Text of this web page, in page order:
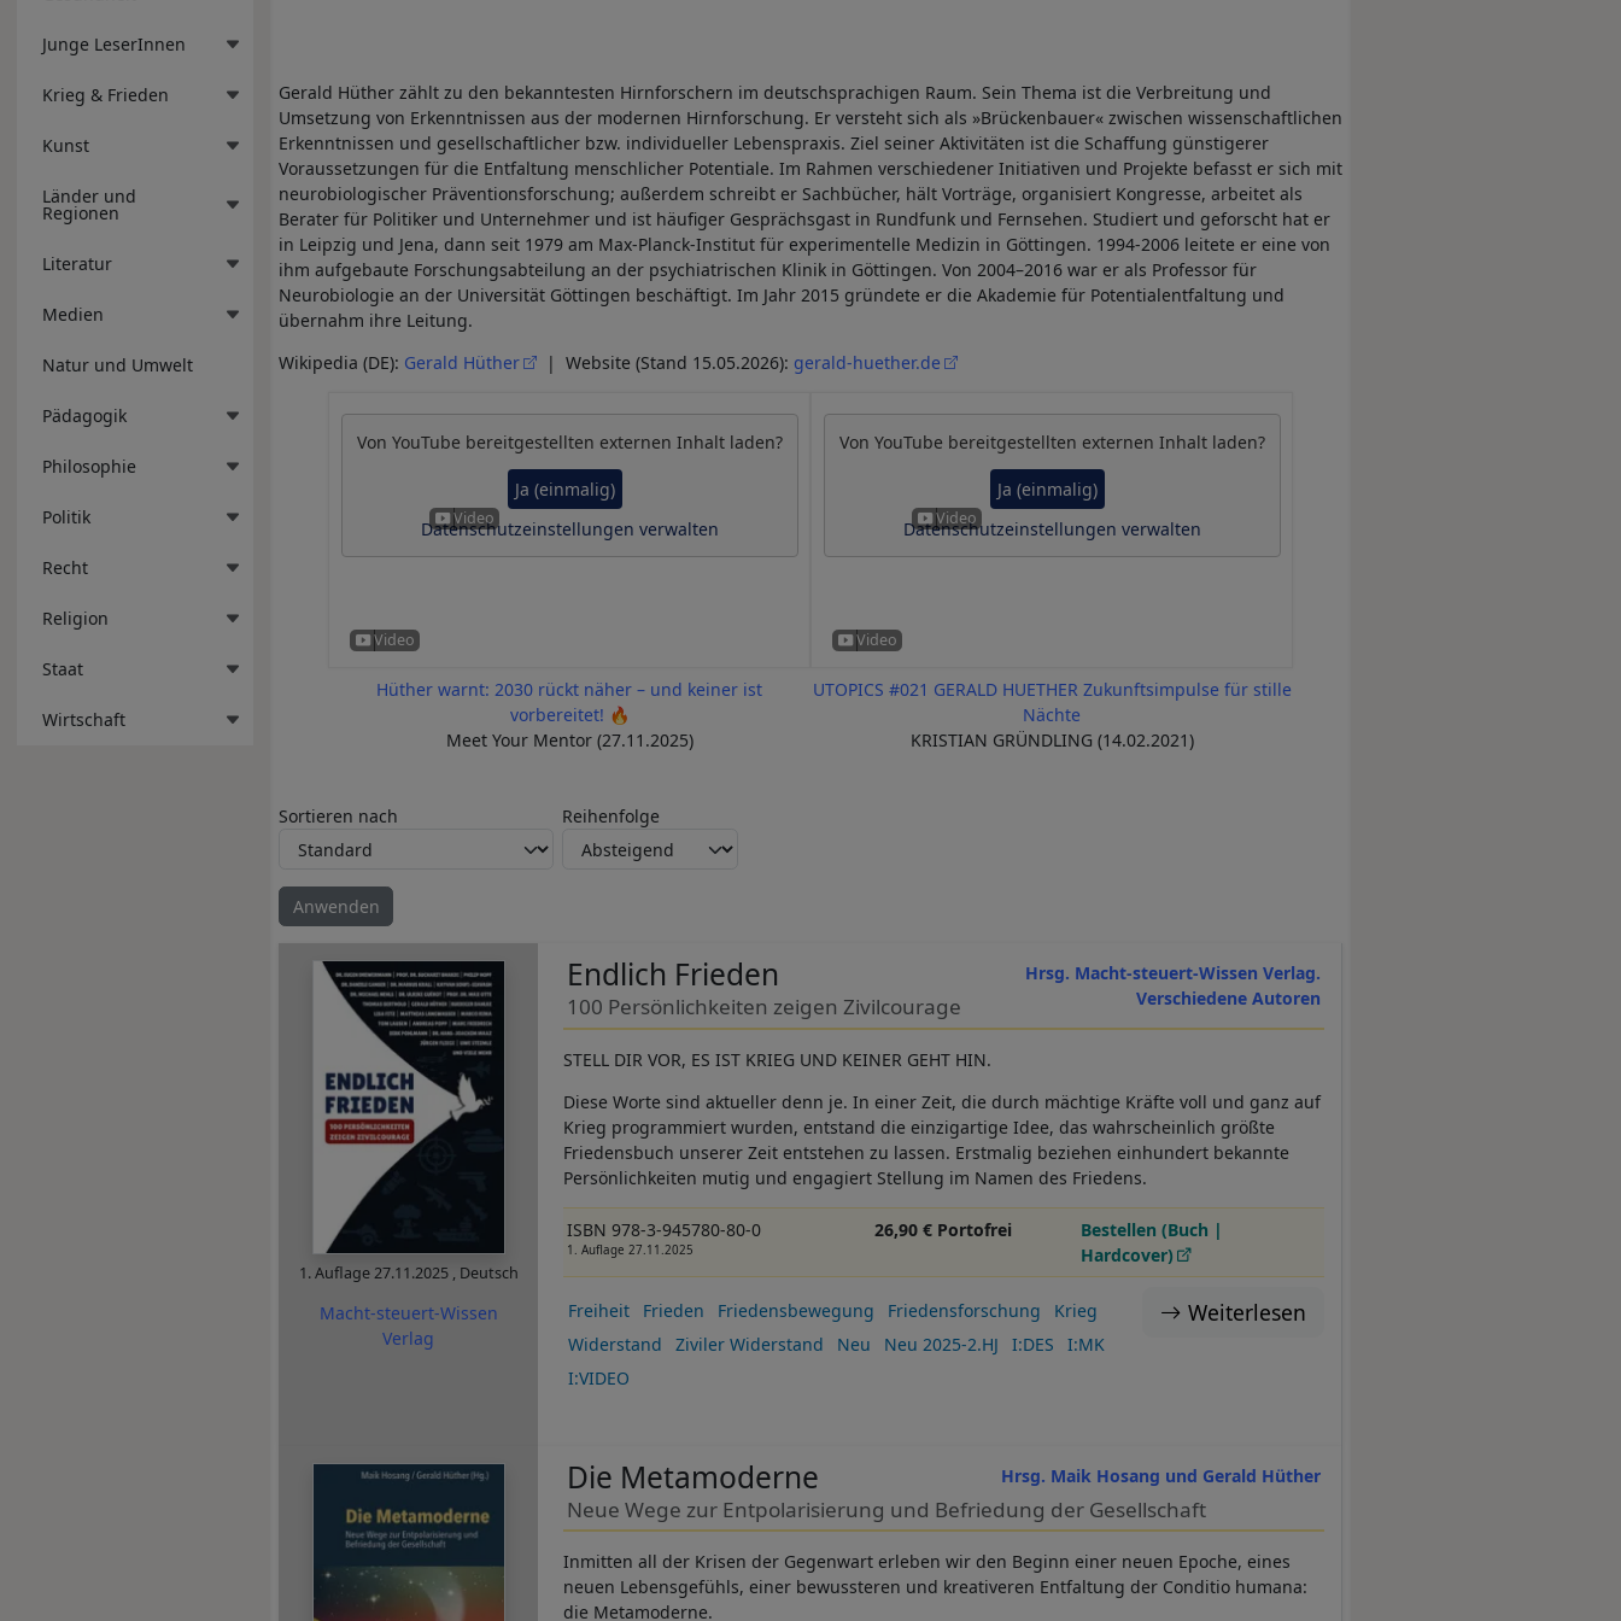
Junge LeserInnen
Krieg & Frieden
Kunst
Länder und
Regionen
Literatur
Medien
Natur und Umwelt
Pädagogik
Philosophie
Politik
Recht
Religion
Staat
Wirtschaft
Gerald Hüther zählt zu den bekanntesten Hirnforschern im deutschsprachigen Raum. Sein Thema ist die Verbreitung und
Umsetzung von Erkenntnissen aus der modernen Hirnforschung. Er versteht sich als »Brückenbauer« zwischen wissenschaftlichen
Erkenntnissen und gesellschaftlicher bzw. individueller Lebenspraxis. Ziel seiner Aktivitäten ist die Schaffung günstigerer
Voraussetzungen für die Entfaltung menschlicher Potentiale. Im Rahmen verschiedener Initiativen und Projekte befasst er sich mit
neurobiologischer Präventionsforschung; außerdem schreibt er Sachbücher, hält Vorträge, organisiert Kongresse, arbeitet als
Berater für Politiker und Unternehmer und ist häufiger Gesprächsgast in Rundfunk und Fernsehen. Studiert und geforscht hat er
in Leipzig und Jena, dann seit 1979 am Max-Planck-Institut für experimentelle Medizin in Göttingen. 1994-2006 leitete er eine von
ihm aufgebaute Forschungsabteilung an der psychiatrischen Klinik in Göttingen. Von 2004–2016 war er als Professor für
Neurobiologie an der Universität Göttingen beschäftigt. Im Jahr 2015 gründete er die Akademie für Potentialentfaltung und
übernahm ihre Leitung.
Wikipedia (DE): Gerald Hüther | Website (Stand 15.05.2026): gerald-huether.de
Von YouTube bereitgestellten externen Inhalt laden?
Ja (einmalig)
Datenschutzeinstellungen verwalten
Hüther warnt: 2030 rückt näher – und keiner ist
vorbereitet! 🔥
Meet Your Mentor (27.11.2025)
Von YouTube bereitgestellten externen Inhalt laden?
Ja (einmalig)
Datenschutzeinstellungen verwalten
UTOPICS #021 GERALD HUETHER Zukunftsimpulse für stille
Nächte
KRISTIAN GRÜNDLING (14.02.2021)
Sortieren nach Reihenfolge
1. Auflage27.11.2025 , Deutsch
Macht-steuert-Wissen
Verlag
Hrsg. Macht-steuert-Wissen Verlag.
Verschiedene Autoren
Endlich Frieden
100 Persönlichkeiten zeigen Zivilcourage
STELL DIR VOR, ES IST KRIEG UND KEINER GEHT HIN.
Diese Worte sind aktueller denn je. In einer Zeit, die durch mächtige Kräfte voll und ganz auf
Krieg programmiert wurden, entstand die einzigartige Idee, das wahrscheinlich größte
Friedensbuch unserer Zeit entstehen zu lassen. Erstmalig beziehen einhundert bekannte
Persönlichkeiten mutig und engagiert Stellung im Namen des Friedens.
ISBN 978-3-945780-80-0
1. Auflage 27.11.2025
26,90 € Portofrei
Bestellen (Buch |
Hardcover)
Weiterlesen
Freiheit Frieden Friedensbewegung Friedensforschung
Krieg
Widerstand
Ziviler Widerstand Neu Neu 2025-2.HJ I:DES
I:MK
I:VIDEO
Hrsg. Maik Hosang und Gerald Hüther
Die Metamoderne
Neue Wege zur Entpolarisierung und Befriedung der Gesellschaft
Inmitten all der Krisen der Gegenwart erleben wir den Beginn einer neuen Epoche, eines
neuen Lebensgefühls, einer bewussteren und kreativeren Entfaltung der Conditio humana:
die Metamoderne.